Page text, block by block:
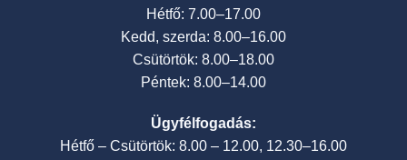
Hétfő: 7.00–17.00
Kedd, szerda: 8.00–16.00
Csütörtök: 8.00–18.00
Péntek: 8.00–14.00
Ügyfélfogadás:
Hétfő – Csütörtök: 8.00 – 12.00, 12.30–16.00